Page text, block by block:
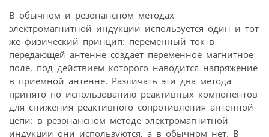
В обычном и резонансном методах
электромагнитной индукции используется один и тот
же физический принцип: переменный ток в
передающей антенне создает переменное магнитное
поле, под действием которого наводится напряжение
в приемной антенне. Различать эти два метода
принято по использованию реактивных компонентов
для снижения реактивного сопротивления антенной
цепи: в резонансном методе электромагнитной
индукции они используются, а в обычном нет. В